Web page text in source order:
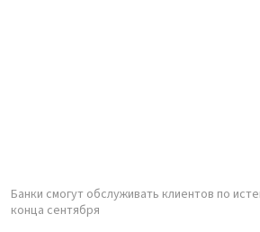
Банки смогут обслуживать клиентов по
конца сентября